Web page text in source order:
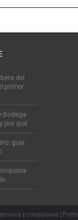
del
primer
Bodega
por qué
guía
y condiciones